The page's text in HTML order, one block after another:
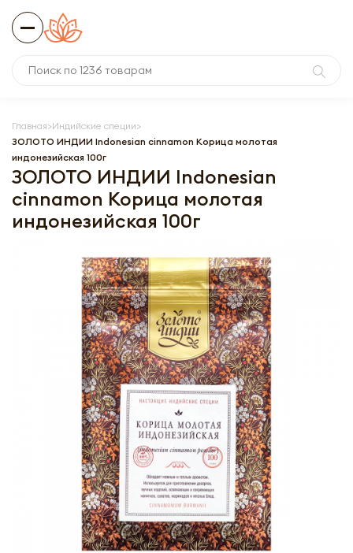
Главная Индийские специи
ЗОЛОТО ИНДИИ Indonesian cinnamon Корица молотая
индонезийская 100г
ЗОЛОТО ИНДИИ Indonesian
cinnamon Корица молотая
индонезийская 100г